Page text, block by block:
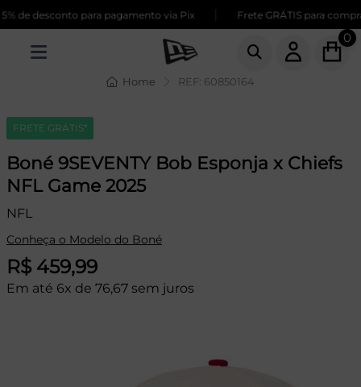
de desconto para pagamento via Pix Frete GRÁTIS para
0
Home REF: 60850164
FRETE GRÁTIS*
Boné 9SEVENTY Bob Esponja x Chiefs
NFL Game 2025
NFL
Conheça o Modelo do Boné
R$ 459,99
Em até 6x de 76,67 sem juros